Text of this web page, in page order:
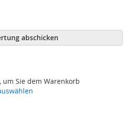
abschicken
Sie dem Warenkorb